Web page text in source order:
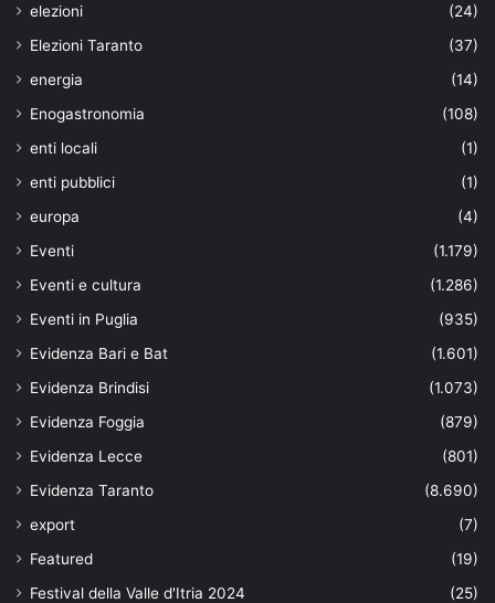
elezioni
(24)
Elezioni Taranto
(37)
energia
(14)
Enogastronomia
(108)
enti locali
(1)
enti pubblici
(1)
europa
(4)
Eventi
(1.179)
Eventi e cultura
(1.286)
Eventi in Puglia
(935)
Evidenza Bari e Bat
(1.601)
Evidenza Brindisi
(1.073)
Evidenza Foggia
(879)
Evidenza Lecce
(801)
Evidenza Taranto
(8.690)
export
(7)
Featured
(19)
Festival della Valle d'Itria 2024
(25)